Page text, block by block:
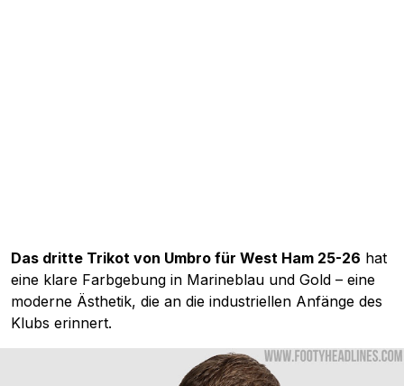
Das dritte Trikot von Umbro für West Ham 25-26 hat
eine klare Farbgebung in Marineblau und Gold – eine
moderne Ästhetik, die an die industriellen Anfänge des
Klubs erinnert.